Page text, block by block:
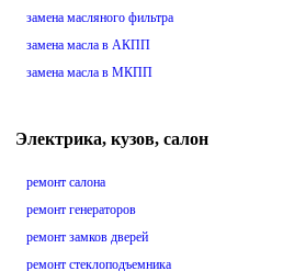
замена масляного фильтра
замена масла в АКПП
замена масла в МКПП
Электрика, кузов, салон
ремонт салона
ремонт генераторов
ремонт замков дверей
ремонт стеклоподъемника